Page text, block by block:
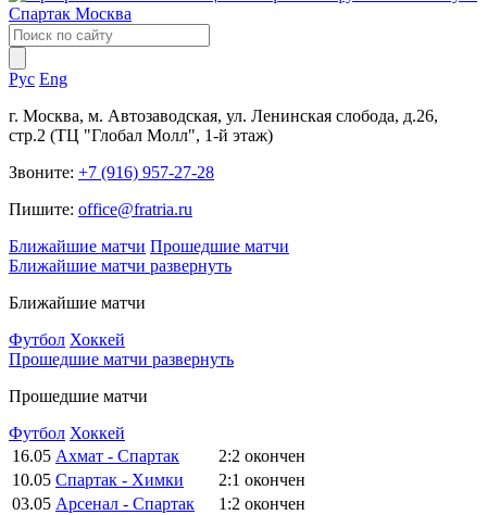
Рус Eng
г. Москва, м. Автозаводская, ул. Ленинская слобода, д.26,
стр.2 (ТЦ "Глобал Молл", 1-й этаж)
Звоните: +7 (916) 957-27-28
Пишите: office@fratria.ru
Ближайшие матчи Прошедшие матчи
Ближайшие матчи развернуть
Ближайшие матчи
Футбол Хоккей
Прошедшие матчи развернуть
Прошедшие матчи
Футбол Хоккей
16.05 Ахмат - Спартак 2:2 окончен
10.05 Спартак - Химки 2:1 окончен
03.05 Арсенал - Спартак 1:2 окончен